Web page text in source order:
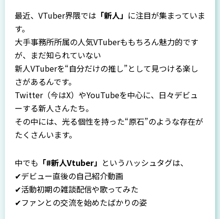
最近、VTuber界隈では 「新人」 に注目が集まっていま
す。
大手事務所所属の人気VTuberももちろん魅力的です
が、まだ知られていない
新人VTuberを“自分だけの推し”として見つける楽し
さがあるんです。
Twitter（今はX）やYouTubeを中心に、日々デビュ
ーする新人さんたち。
その中には、光る個性を持った“原石”のような存在が
たくさんいます。
中でも 「#新人Vtuber」 というハッシュタグは、
✔デビュー直後の自己紹介動画
✔活動初期の雑談配信や歌ってみた
✔ファンとの交流を始めたばかりの姿